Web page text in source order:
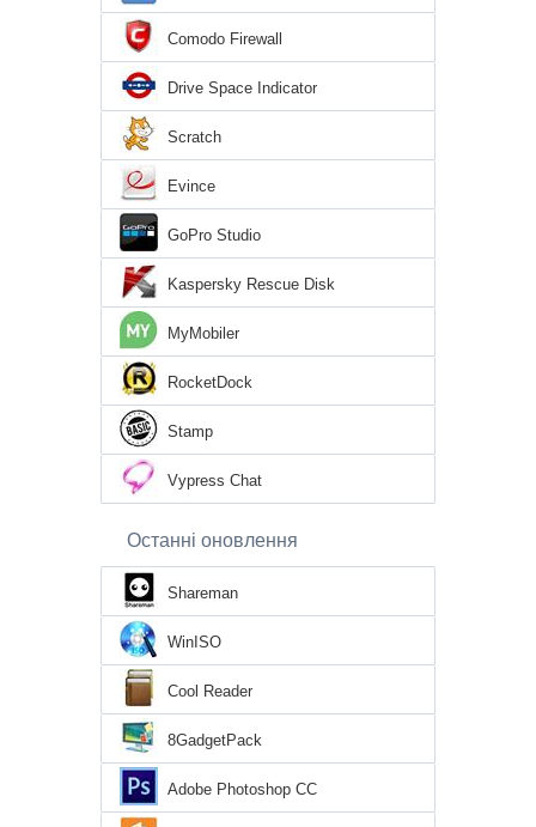
Comodo Firewall
Drive Space Indicator
Scratch
Evince
GoPro Studio
Kaspersky Rescue Disk
MyMobiler
RocketDock
Stamp
Vypress Chat
Останні оновлення
Shareman
WinISO
Cool Reader
8GadgetPack
Adobe Photoshop CC